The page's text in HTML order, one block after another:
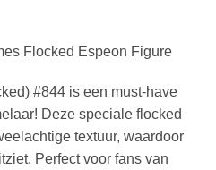
Flocked Espeon Figure
#844 is een must-have
Deze speciale flocked
textuur, waardoor
Perfect voor fans van